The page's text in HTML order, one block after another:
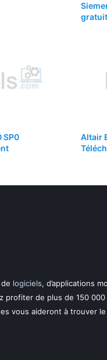
gratuit
SP0
Altair
logiciels, d’applications
profiter de plus de 150
vous aideront à trouver